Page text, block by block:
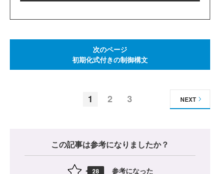
次のページ
初期化式付きの制御構文
1 2 3 NEXT
この記事は参考になりましたか？
28 参考になった